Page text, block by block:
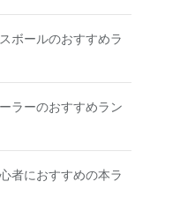
ボールのおすすめラ
ラーのおすすめラン
者におすすめの本ラ